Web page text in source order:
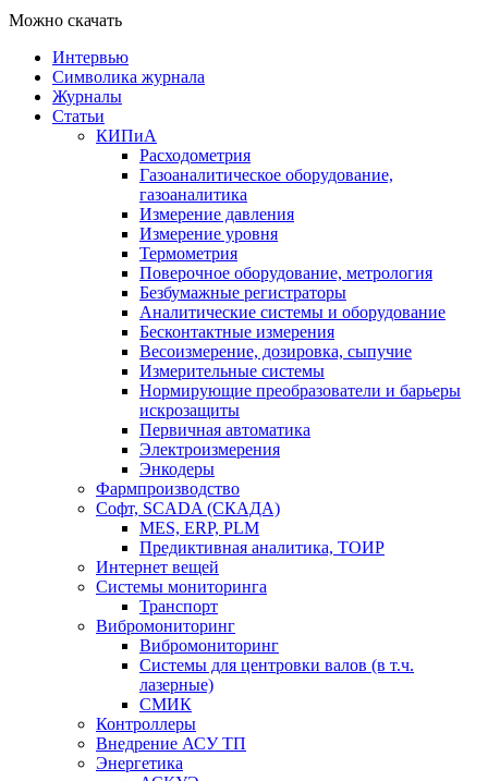
Можно скачать
Интервью
Символика журнала
Журналы
Статьи
КИПиА
Расходометрия
Газоаналитическое оборудование,
газоаналитика
Измерение давления
Измерение уровня
Термометрия
Поверочное оборудование, метрология
Безбумажные регистраторы
Аналитические системы и оборудование
Бесконтактные измерения
Весоизмерение, дозировка, сыпучие
Измерительные системы
Нормирующие преобразователи и барьеры
искрозащиты
Первичная автоматика
Электроизмерения
Энкодеры
Фармпроизводство
Софт, SCADA (СКАДА)
MES, ERP, PLM
Предиктивная аналитика, ТОИР
Интернет вещей
Системы мониторинга
Транспорт
Вибромониторинг
Вибромониторинг
Системы для центровки валов (в т.ч.
лазерные)
СМИК
Контроллеры
Внедрение АСУ ТП
Энергетика